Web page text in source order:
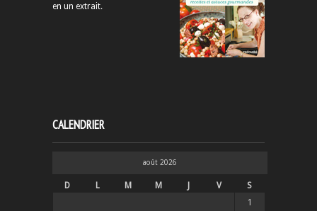
en un extrait.
CALENDRIER
août 2026
D L M M J V S
1